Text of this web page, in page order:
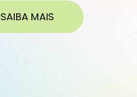
SAIBA MAIS